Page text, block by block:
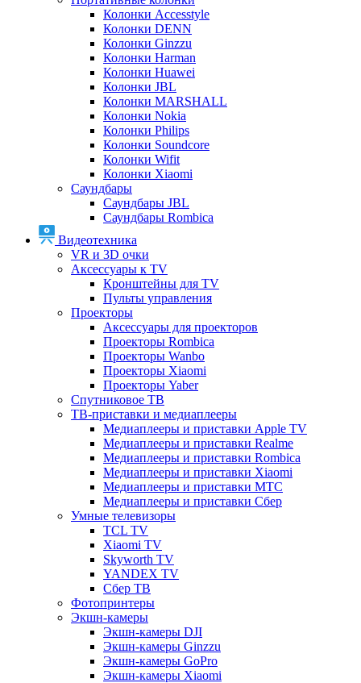
Колонки Accesstyle
Колонки DENN
Колонки Ginzzu
Колонки Harman
Колонки Huawei
Колонки JBL
Колонки MARSHALL
Колонки Nokia
Колонки Philips
Колонки Soundcore
Колонки Wifit
Колонки Xiaomi
Саундбары
Саундбары JBL
Саундбары Rombica
Видеотехника
VR и 3D очки
Аксессуары к TV
Кронштейны для TV
Пульты управления
Проекторы
Аксессуары для проекторов
Проекторы Rombica
Проекторы Wanbo
Проекторы Xiaomi
Проекторы Yaber
Спутниковое ТВ
ТВ-приставки и медиаплееры
Медиаплееры и приставки Apple TV
Медиаплееры и приставки Realme
Медиаплееры и приставки Rombica
Медиаплееры и приставки Xiaomi
Медиаплееры и приставки МТС
Медиаплееры и приставки Сбер
Умные телевизоры
TCL TV
Xiaomi TV
Skyworth TV
YANDEX TV
Сбер ТВ
Фотопринтеры
Экшн-камеры
Экшн-камеры DJI
Экшн-камеры Ginzzu
Экшн-камеры GoPro
Экшн-камеры Xiaomi